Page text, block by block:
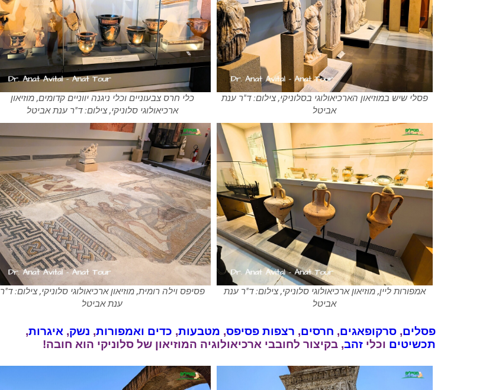
פסלי שיש במוזיאון הארכיאולוגי בסלוניקי, צילום: ד"ר ענת
אביטל
כלי חרס צבעוניים וכלי ניגנה יווניים קדומים, מוזיאון
ארכיאולוגי סלוניקי, צילום: ד"ר ענת אביטל
אמפורות ליין, מוזיאון ארכיאולוגי סלוניקי, צילום: ד"ר ענת
אביטל
פסיפס וילה רומית, מוזיאון ארכיאולוגי סלוניקי, צילום: ד"ר
ענת אביטל
פסלים, סרקופאגים, חרסים, רצפות פסיפס, מטבעות, כדים ואמפורות, נשק, איגרות,
תכשיטים וכלי זהב, בקיצור לחובבי ארכיאולוגיה המוזיאון של סלוניקי הוא חובה!